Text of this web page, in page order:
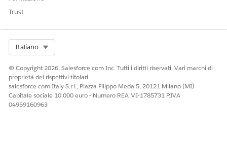
Trust
Italiano
© Copyright 2026, Salesforce.com Inc. Tutti i diritti riservati. Vari marchi di
proprietà dei rispettivi titolari.
salesforce.com Italy S.r.l., Piazza Filippo Meda 5, 20121 Milano (MI)
Capitale sociale 10.000 euro - Numero REA MI-1785731 P.IVA
04959160963